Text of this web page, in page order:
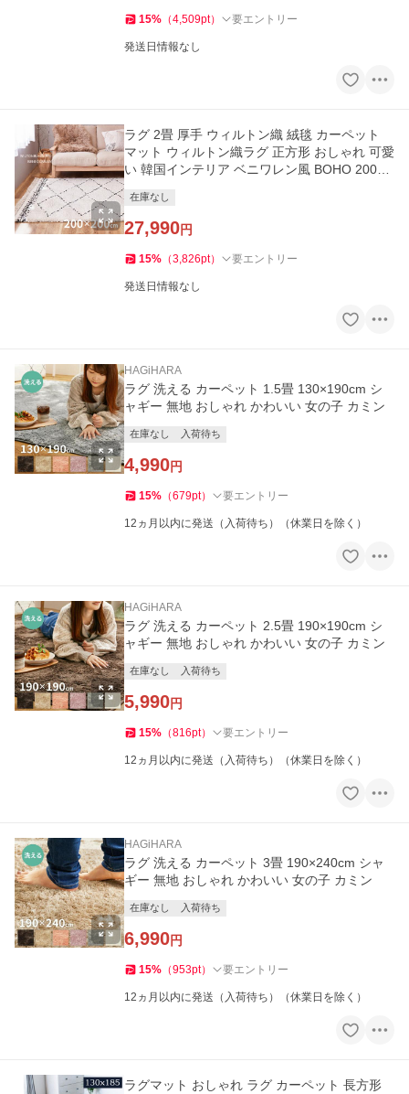
15% （4,509pt） 要エントリー
発送日情報なし
ラグ 2畳 厚手 ウィルトン織 絨毯 カーペット
マット ウィルトン織ラグ 正方形 おしゃれ 可愛
い 韓国インテリア ベニワレン風 BOHO 200×2
在庫なし
27,990円
15% （3,826pt） 要エントリー
発送日情報なし
HAGiHARA
ラグ 洗える カーペット 1.5畳 130×190cm シ
ャギー 無地 おしゃれ かわいい 女の子 カミン
在庫なし 入荷待ち
4,990円
15% （679pt） 要エントリー
12ヵ月以内に発送（入荷待ち）（休業日を除く）
HAGiHARA
ラグ 洗える カーペット 2.5畳 190×190cm シ
ャギー 無地 おしゃれ かわいい 女の子 カミン
在庫なし 入荷待ち
5,990円
15% （816pt） 要エントリー
12ヵ月以内に発送（入荷待ち）（休業日を除く）
HAGiHARA
ラグ 洗える カーペット 3畳 190×240cm シャ
ギー 無地 おしゃれ かわいい 女の子 カミン
在庫なし 入荷待ち
6,990円
15% （953pt） 要エントリー
12ヵ月以内に発送（入荷待ち）（休業日を除く）
ラグマット おしゃれ ラグ カーペット 長方形